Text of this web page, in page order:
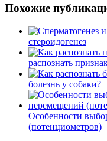
Похожие
стероидогенез
распознать
болезнь у собаки?
Особенности
(потенциометров)